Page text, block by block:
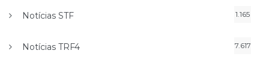
Notícias STF 1.165
Notícias TRF4 7.617